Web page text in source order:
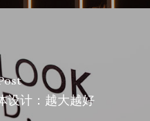
设计：越大越好